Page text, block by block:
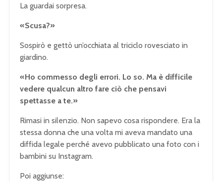
La guardai sorpresa.
«Scusa?»
Sospirò e gettò un’occhiata al triciclo rovesciato in
giardino.
«Ho commesso degli errori. Lo so. Ma è difficile
vedere qualcun altro fare ciò che pensavi
spettasse a te.»
Rimasi in silenzio. Non sapevo cosa rispondere. Era la
stessa donna che una volta mi aveva mandato una
diffida legale perché avevo pubblicato una foto con i
bambini su Instagram.
Poi aggiunse: